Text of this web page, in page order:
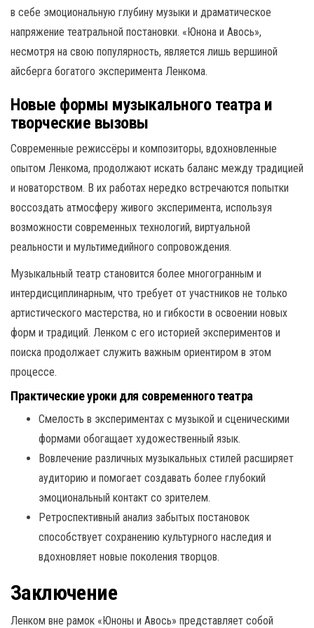
в себе эмоциональную глубину музыки и драматическое
напряжение театральной постановки. «Юнона и Авось»,
несмотря на свою популярность, является лишь вершиной
айсберга богатого эксперимента Ленкома.
Новые формы музыкального театра и
творческие вызовы
Современные режиссёры и композиторы, вдохновленные
опытом Ленкома, продолжают искать баланс между традицией
и новаторством. В их работах нередко встречаются попытки
воссоздать атмосферу живого эксперимента, используя
возможности современных технологий, виртуальной
реальности и мультимедийного сопровождения.
Музыкальный театр становится более многогранным и
интердисциплинарным, что требует от участников не только
артистического мастерства, но и гибкости в освоении новых
форм и традиций. Ленком с его историей экспериментов и
поиска продолжает служить важным ориентиром в этом
процессе.
Практические уроки для современного театра
Смелость в экспериментах с музыкой и сценическими
формами обогащает художественный язык.
Вовлечение различных музыкальных стилей расширяет
аудиторию и помогает создавать более глубокий
эмоциональный контакт со зрителем.
Ретроспективный анализ забытых постановок
способствует сохранению культурного наследия и
вдохновляет новые поколения творцов.
Заключение
Ленком вне рамок «Юноны и Авось» представляет собой